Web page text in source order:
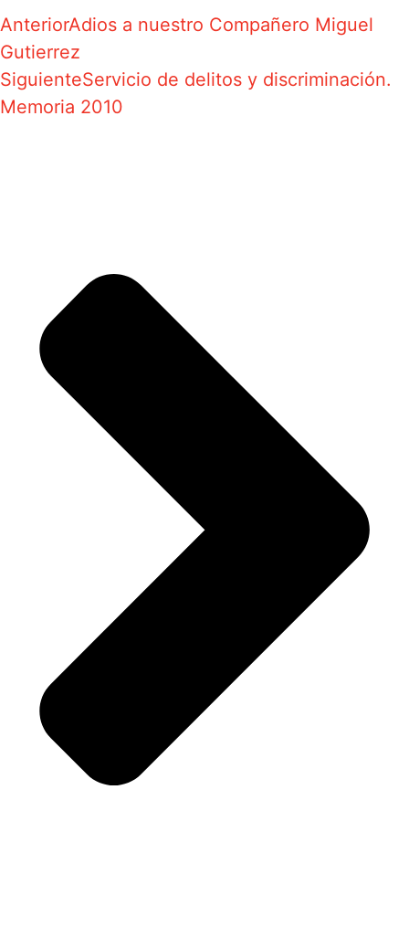
AnteriorAdios a nuestro Compañero Miguel
Gutierrez
SiguienteServicio de delitos y discriminación.
Memoria 2010